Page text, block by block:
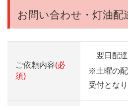
お問い合わせ・灯油配
ご依頼内容(必
須)
翌日配達
※土曜の
受付とな